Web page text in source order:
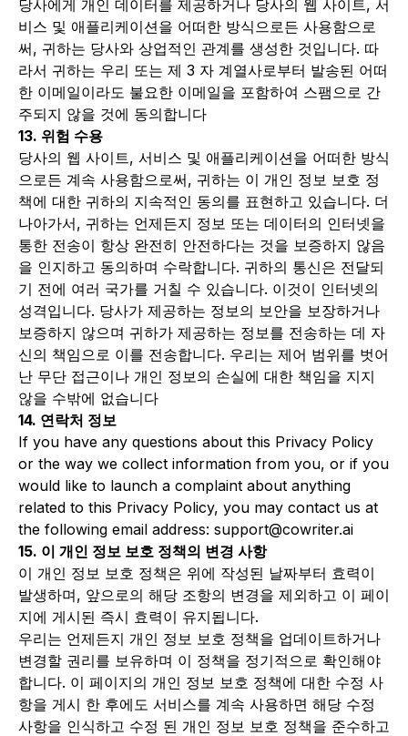
당사에게 개인 데이터를 제공하거나 당사의 웹 사이트, 서
비스 및 애플리케이션을 어떠한 방식으로든 사용함으로
써, 귀하는 당사와 상업적인 관계를 생성한 것입니다. 따
라서 귀하는 우리 또는 제 3 자 계열사로부터 발송된 어떠
한 이메일이라도 불요한 이메일을 포함하여 스팸으로 간
주되지 않을 것에 동의합니다
13. 위험 수용
당사의 웹 사이트, 서비스 및 애플리케이션을 어떠한 방식
으로든 계속 사용함으로써, 귀하는 이 개인 정보 보호 정
책에 대한 귀하의 지속적인 동의를 표현하고 있습니다. 더
나아가서, 귀하는 언제든지 정보 또는 데이터의 인터넷을
통한 전송이 항상 완전히 안전하다는 것을 보증하지 않음
을 인지하고 동의하며 수락합니다. 귀하의 통신은 전달되
기 전에 여러 국가를 거칠 수 있습니다. 이것이 인터넷의
성격입니다. 당사가 제공하는 정보의 보안을 보장하거나
보증하지 않으며 귀하가 제공하는 정보를 전송하는 데 자
신의 책임으로 이를 전송합니다. 우리는 제어 범위를 벗어
난 무단 접근이나 개인 정보의 손실에 대한 책임을 지지
않을 수밖에 없습니다
14. 연락처 정보
If you have any questions about this Privacy Policy
or the way we collect information from you, or if you
would like to launch a complaint about anything
related to this Privacy Policy, you may contact us at
the following email address: support@cowriter.ai
15. 이 개인 정보 보호 정책의 변경 사항
이 개인 정보 보호 정책은 위에 작성된 날짜부터 효력이
발생하며, 앞으로의 해당 조항의 변경을 제외하고 이 페이
지에 게시된 즉시 효력이 유지됩니다.
우리는 언제든지 개인 정보 보호 정책을 업데이트하거나
변경할 권리를 보유하며 이 정책을 정기적으로 확인해야
합니다. 이 페이지의 개인 정보 보호 정책에 대한 수정 사
항을 게시 한 후에도 서비스를 계속 사용하면 해당 수정
사항을 인식하고 수정 된 개인 정보 보호 정책을 준수하고